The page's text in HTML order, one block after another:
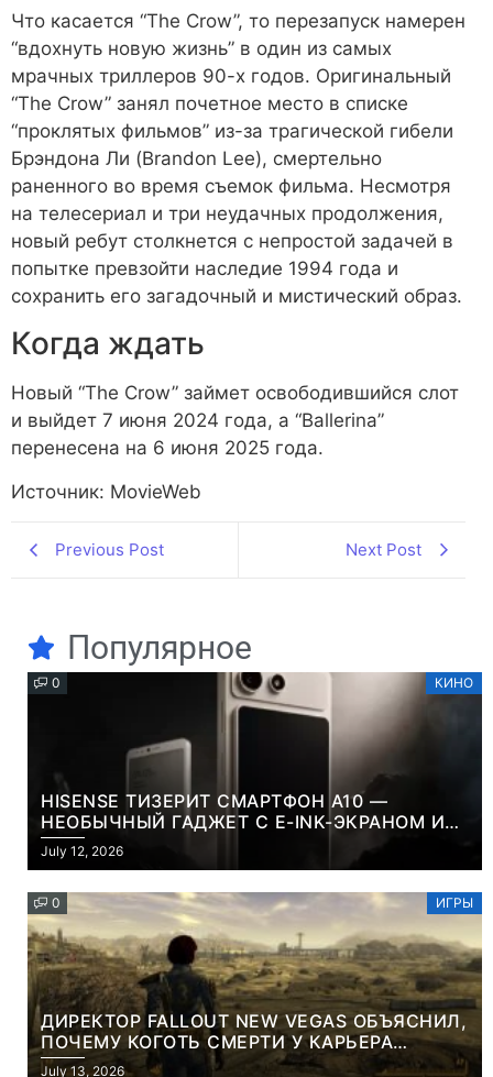
Что касается “The Crow”, то перезапуск намерен
“вдохнуть новую жизнь” в один из самых
мрачных триллеров 90-х годов. Оригинальный
“The Crow” занял почетное место в списке
“проклятых фильмов” из-за трагической гибели
Брэндона Ли (Brandon Lee), смертельно
раненного во время съемок фильма. Несмотря
на телесериал и три неудачных продолжения,
новый ребут столкнется с непростой задачей в
попытке превзойти наследие 1994 года и
сохранить его загадочный и мистический образ.
Когда ждать
Новый “The Crow” займет освободившийся слот
и выйдет 7 июня 2024 года, а “Ballerina”
перенесена на 6 июня 2025 года.
Источник: MovieWeb
Previous Post Next Post
Популярное
0 КИНО
HISENSE ТИЗЕРИТ СМАРТФОН A10 —
НЕОБЫЧНЫЙ ГАДЖЕТ С E-INK-ЭКРАНОМ И
СЪЕМНОЙ LCD-ПАНЕЛЬЮ ДЛЯ ЦВЕТНОГО
КОНТЕНТА И СОЦСЕТЕЙ
July 12, 2026
0 ИГРЫ
ДИРЕКТОР FALLOUT NEW VEGAS ОБЪЯСНИЛ,
ПОЧЕМУ КОГОТЬ СМЕРТИ У КАРЬЕРА
НАМЕРЕННО СНОСИТ ВАМ ГОЛОВУ
July 13, 2026